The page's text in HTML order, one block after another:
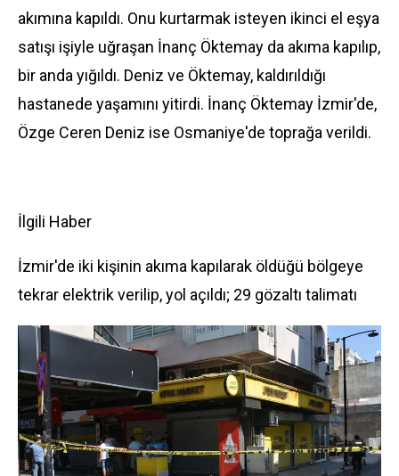
akımına kapıldı. Onu kurtarmak isteyen ikinci el eşya
satışı işiyle uğraşan İnanç Öktemay da akıma kapılıp,
bir anda yığıldı. Deniz ve Öktemay, kaldırıldığı
hastanede yaşamını yitirdi. İnanç Öktemay İzmir'de,
Özge Ceren Deniz ise Osmaniye'de toprağa verildi.
İlgili Haber
İzmir'de iki kişinin akıma kapılarak öldüğü bölgeye
tekrar elektrik verilip, yol açıldı; 29 gözaltı talimatı